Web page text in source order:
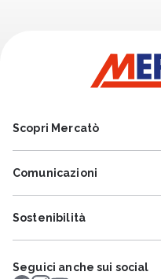
Scopri Mercatò
Comunicazioni
Sostenibilità
Seguici anche sui social